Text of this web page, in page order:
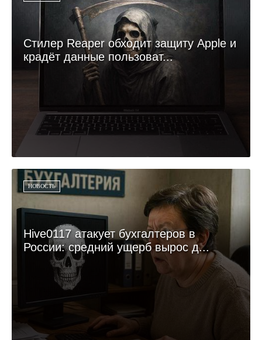
Стилер Reaper обходит защиту Apple и
крадёт данные пользоват...
НОВОСТЬ
Hive0117 атакует бухгалтеров в
России: средний ущерб вырос д...